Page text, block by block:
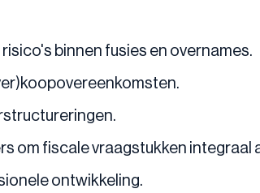
binnen fusies en overnames.
om fiscale vraagstukken integraal
ontwikkeling.